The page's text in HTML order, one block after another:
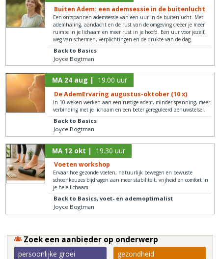
Buiten Adem: een ademsessie in de buitenlucht
Een ontspannen ademsessie van een uur in de buitenlucht. Met
ademhaling, aandacht en de rust van de omgeving creëer je meer
ruimte in je lichaam en meer rust in je hoofd. Een uur voor jezelf,
weg van schermen, verplichtingen en de drukte van de dag.
Back to Basics
Joyce Bogtman
MA 24 aug | 19.00 uur
De AdemErvaring augustus-oktober (10 x)
In 10 weken werken aan een rustige adem, minder spanning, meer
verbinding met je lichaam en een beter gereguleerd zenuwstelsel.
Back to Basics
Joyce Bogtman
MA 12 okt | 19.30 uur
Voeten workshop
Ervaar hoe gezonde voeten, natuurlijk bewegen en bewuste
schoenkeuzes bijdragen aan meer stabiliteit, vrijheid en comfort in
je hele lichaam
Back to Basics, voet- en ademoptimalist
Joyce Bogtman
Zoek een aanbieder op onderwerp
persoonlijke groei gezondheid